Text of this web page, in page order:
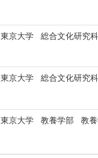
東京大学 総合文化研究
東京大学 総合文化研究
東京大学 教養学部 教養